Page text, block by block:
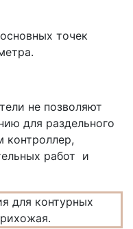
точек
не позволяют
для раздельного
контроллер,
работ и
для контурных